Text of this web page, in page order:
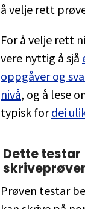
å velje rett
For å velje rett
vere nyttig å sjå
oppgåver og
nivå, og å lese
typisk fordei
Dette testar
Prøven testar